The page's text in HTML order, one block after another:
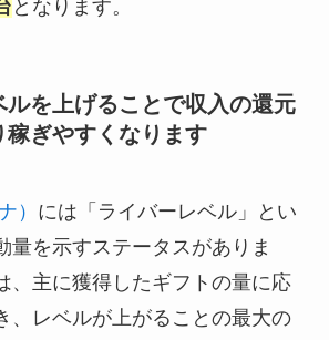
となります。
ルを上げることで収入の還元
稼ぎやすくなります
） には「ライバーレベル」とい
量を示すステータスがありま
、主に獲得したギフトの量に応
、レベルが上がることの最大の